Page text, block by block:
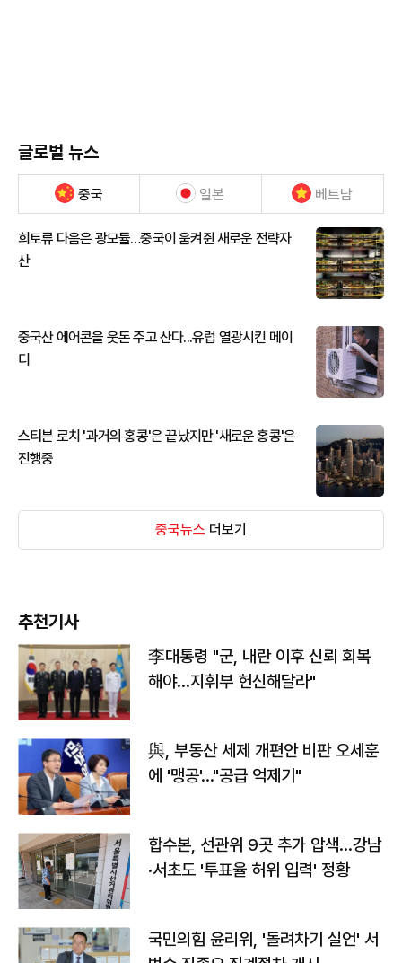
글로벌 뉴스
중국 일본 베트남
희토류 다음은 광모듈…중국이 움켜쥔 새로운 전략자
산
중국산 에어콘을 웃돈 주고 산다...유럽 열광시킨 메이
디
스티븐 로치 '과거의 홍콩'은 끝났지만 '새로운 홍콩'은
진행중
중국뉴스 더보기
추천기사
李대통령 "군, 내란 이후 신뢰 회복
해야…지휘부 헌신해달라"
與, 부동산 세제 개편안 비판 오세훈
에 '맹공'…"공급 억제기"
합수본, 선관위 9곳 추가 압색…강남
·서초도 '투표율 허위 입력' 정황
국민의힘 윤리위, '돌려차기 실언' 서